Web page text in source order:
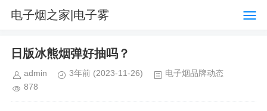
电子烟之家|电子雾
化器品牌购物排行榜网
日版冰熊烟弹好抽吗？
admin 3年前 (2023-11-26)
电子烟品牌动态
878